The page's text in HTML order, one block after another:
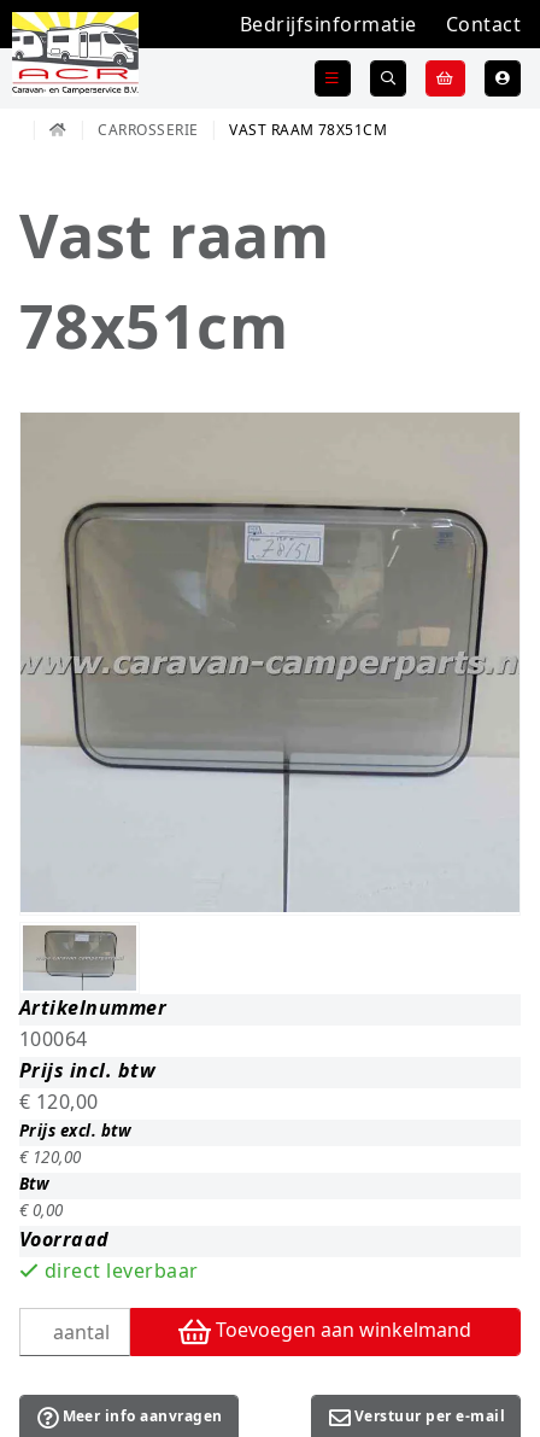
Bedrijfsinformatie Contact
CARROSSERIE VAST RAAM 78X51CM
Vast raam
78x51cm
Artikelnummer
100064
Prijs incl. btw
€ 120,00
Prijs excl. btw
€ 120,00
Btw
€ 0,00
Voorraad
direct leverbaar
Toevoegen aan winkelmand
Meer info aanvragen Verstuur per e-mail